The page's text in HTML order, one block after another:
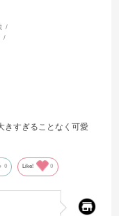
きすぎることなく可愛
0 Like! 0